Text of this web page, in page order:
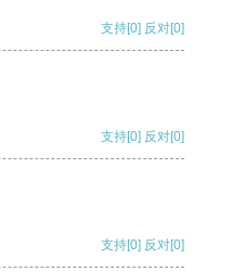
支持[0] 反对[0]
支持[0] 反对[0]
支持[0] 反对[0]